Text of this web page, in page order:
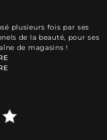
plusieurs fois par ses
de la beauté, pour ses
de magasins !